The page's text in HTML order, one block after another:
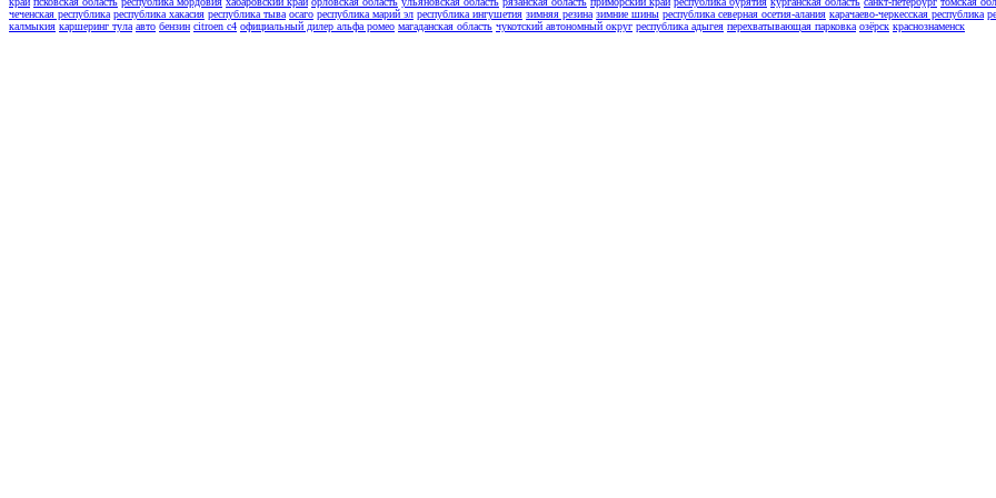
чеченская республика республика хакасия республика тыва осаго республика марий эл республика ингушетия зимняя резина зимние шины республика северная осетия-алания карачаево-черкесская республика
калмыкия каршеринг тула авто бензин citroen c4 официальный дилер альфа ромео магаданская область чукотский автономный округ республика адыгея перехватывающая парковка озёрск краснознаменск